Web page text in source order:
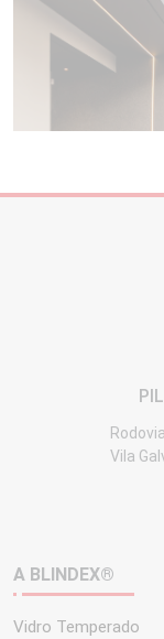
Vila
A BLINDEX®
Vidro Temperado